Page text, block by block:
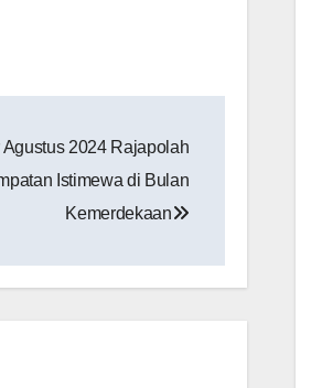
2024 Rajapolah
Istimewa di Bulan
Kemerdekaan